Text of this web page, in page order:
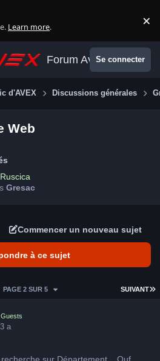
Learn more. ×
Forum AvexSe connecter
d'AVEX Discussions générales
Web
Gresac
Commencer un nouveau sujet
à ce sujet
SUIVANT
PAGE 2 SUR 5
Guests
a